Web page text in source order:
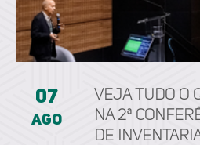
07
ago
Veja tudo o
na 2ª
de